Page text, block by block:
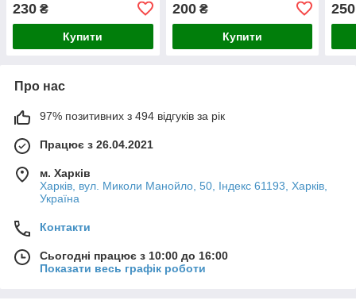
230 ₴
Купити
200₴
Купити
250
Про нас
97% позитивних з 494 відгуків за рік
Працює з 26.04.2021
м. Харків
Харків, вул. Миколи Манойло, 50, Індекс 61193, Харків,
Україна
Контакти
Сьогодні працює з 10:00 до 16:00
Показати весь графік роботи